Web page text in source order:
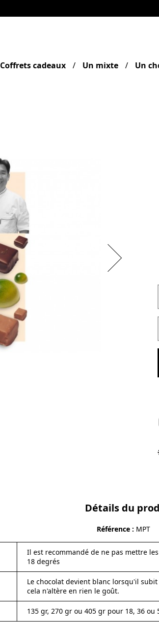
Coffrets cadeaux Un mixte Un
Détails du
Référence MPT
Il est recommandé de ne pas mettre
18 degrés
Le chocolat devient blanc lorsqu'il
cela n'altère en rien le goût.
135 gr, 270 gr ou 405 gr pour 18, 36 ou